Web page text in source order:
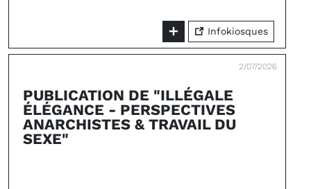
Infokiosques
2/07/2026
PUBLICATION DE "ILLÉGALE
ÉLÉGANCE - PERSPECTIVES
ANARCHISTES & TRAVAIL DU
SEXE"